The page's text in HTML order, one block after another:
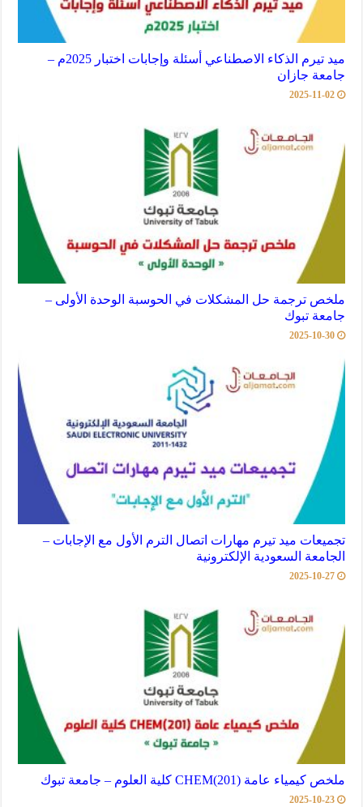
ميد تيرم الذكاء الاصطناعي أسئلة وإجابات اختبار 2025م –
جامعة جازان
2025-11-02
ملخص ترجمة حل المشكلات في الحوسبة الوحدة الأولى –
جامعة تبوك
2025-10-30
تجميعات ميد تيرم مهارات اتصال الترم الأول مع الإجابات –
الجامعة السعودية الإلكترونية
2025-10-27
ملخص كيمياء عامة (201)CHEM كلية العلوم – جامعة تبوك
2025-10-23